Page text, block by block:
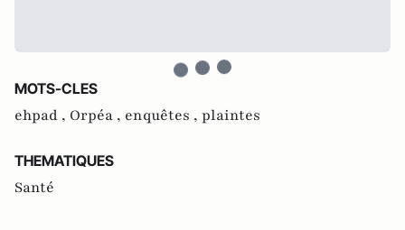
MOTS-CLES
ehpad , Orpéa , enquêtes , plaintes
THEMATIQUES
Santé